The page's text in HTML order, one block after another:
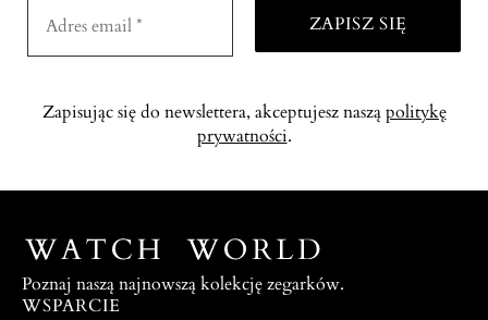
Zapisując się do newslettera, akceptujesz nasząpolitykę
prywatności.
Poznaj naszą najnowszą kolekcję zegarków.
WSPARCIE